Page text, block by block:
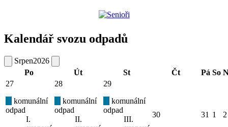
Kalendář svozu odpadů
Srpen2026
Po
Út St Čt Pá So
27
komunální
odpad
I.
28
komunální
odpad
II.
29
komunální
odpad
III.
30 31 1 2